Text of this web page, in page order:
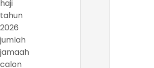
haji
tahun
2026
jumlah
jamaah
calon